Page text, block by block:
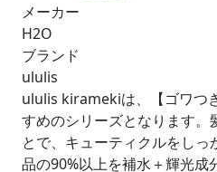
メーカー
H2O
ブランド
ululis
ululis kiramekiは、【ゴワつ
すめのシリーズとなります。
とで、キューティクルをし
品の90%以上を補水＋輝光成